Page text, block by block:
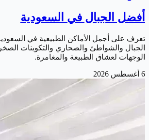
أفضل الجبال في السعودية
تعرف على أجمل الأماكن الطبيعية في
الجبال والشواطئ والصحاري والتكوينات
الوجهات لعشاق الطبيعة والمغامرة.
6 أغسطس 2026